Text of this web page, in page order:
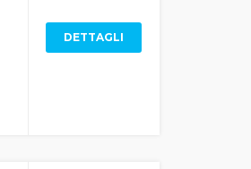
DETTAGLI